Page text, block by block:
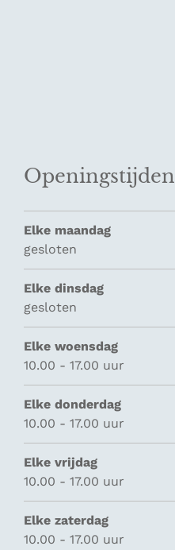
Openingstijden
Elke maandag
gesloten
Elke dinsdag
gesloten
Elke woensdag
10.00 - 17.00 uur
Elke donderdag
10.00 - 17.00 uur
Elke vrijdag
10.00 - 17.00 uur
Elke zaterdag
10.00 - 17.00 uur